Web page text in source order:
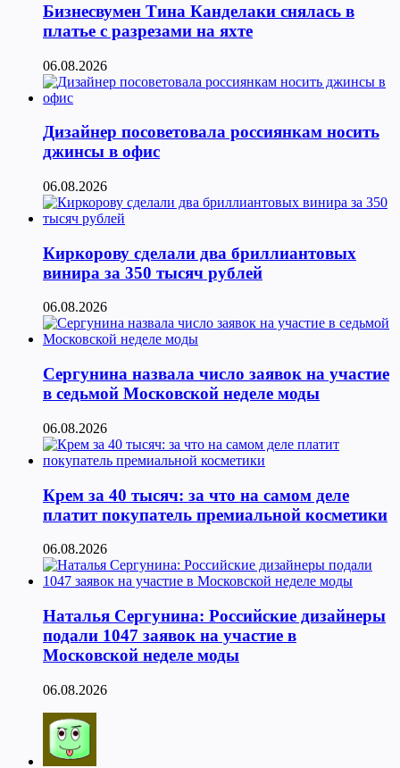
Бизнесвумен Тина Канделаки снялась в
платье с разрезами на яхте
06.08.2026
Дизайнер посоветовала россиянкам носить
джинсы в офис
06.08.2026
Киркорову сделали два бриллиантовых
винира за 350 тысяч рублей
06.08.2026
Сергунина назвала число заявок на участие
в седьмой Московской неделе моды
06.08.2026
Крем за 40 тысяч: за что на самом деле
платит покупатель премиальной косметики
06.08.2026
Наталья Сергунина: Российские дизайнеры
подали 1047 заявок на участие в
Московской неделе моды
06.08.2026